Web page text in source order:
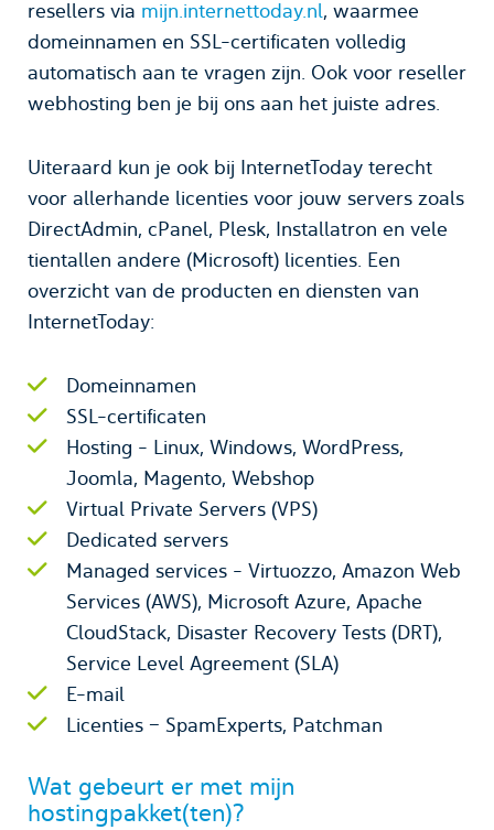
resellers via mijn.internettoday.nl, waarmee
domeinnamen en SSL-certificaten volledig
automatisch aan te vragen zijn. Ook voor reseller
webhosting ben je bij ons aan het juiste adres.
Uiteraard kun je ook bij InternetToday terecht
voor allerhande licenties voor jouw servers zoals
DirectAdmin, cPanel, Plesk, Installatron en vele
tientallen andere (Microsoft) licenties. Een
overzicht van de producten en diensten van
InternetToday:
Domeinnamen
SSL-certificaten
Hosting - Linux, Windows, WordPress,
Joomla, Magento, Webshop
Virtual Private Servers (VPS)
Dedicated servers
Managed services - Virtuozzo, Amazon Web
Services (AWS), Microsoft Azure, Apache
CloudStack, Disaster Recovery Tests (DRT),
Service Level Agreement (SLA)
E-mail
Licenties – SpamExperts, Patchman
Wat gebeurt er met mijn
hostingpakket(ten)?